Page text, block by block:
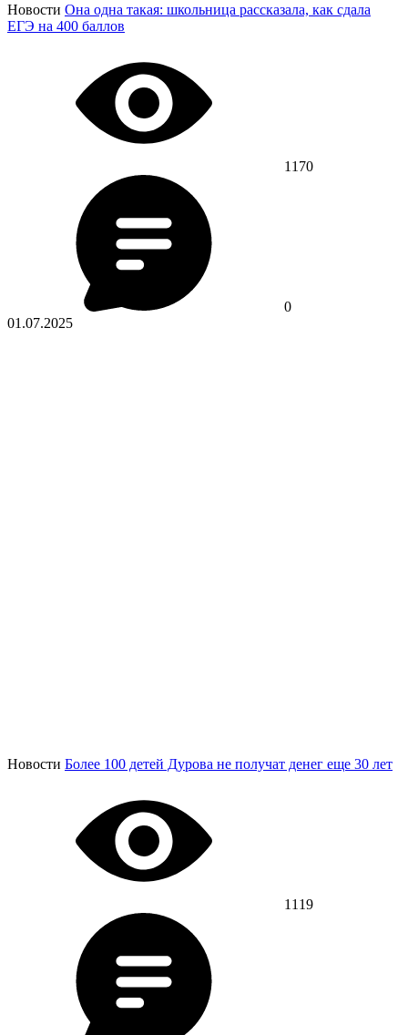
Новости Она одна такая: школьница рассказала, как сдала
ЕГЭ на 400 баллов
1170
0
01.07.2025
Новости Более 100 детей Дурова не получат денег еще 30 лет
1119